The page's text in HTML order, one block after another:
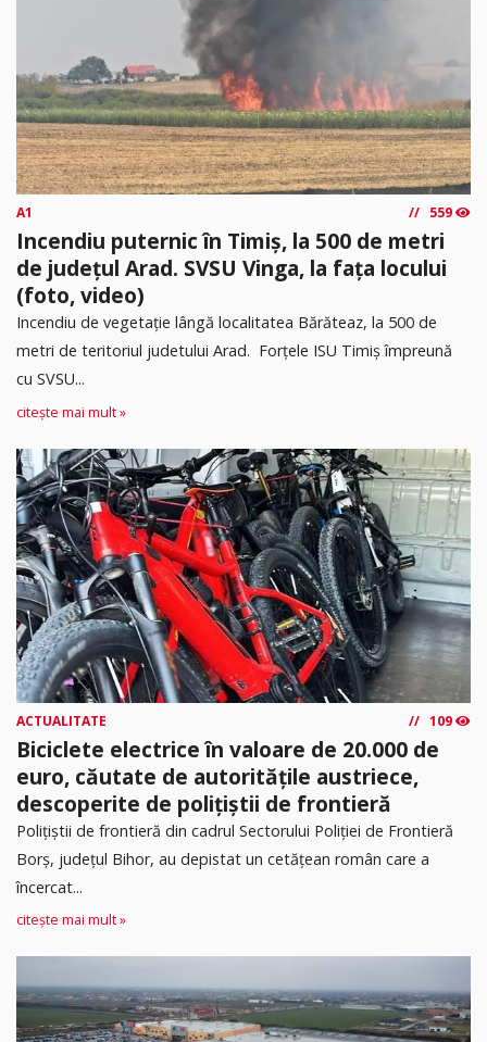
A1 559
Incendiu puternic în Timiș, la 500 de metri
de județul Arad. SVSU Vinga, la fața locului
(foto, video)
Incendiu de vegetație lângă localitatea Bărăteaz, la 500 de
metri de teritoriul judetului Arad. Forțele ISU Timiș împreună
cu SVSU...
citește mai mult »
ACTUALITATE 109
Biciclete electrice în valoare de 20.000 de
euro, căutate de autoritățile austriece,
descoperite de polițiștii de frontieră
Poliţiştii de frontieră din cadrul Sectorului Poliției de Frontieră
Borș, județul Bihor, au depistat un cetățean român care a
încercat...
citește mai mult »